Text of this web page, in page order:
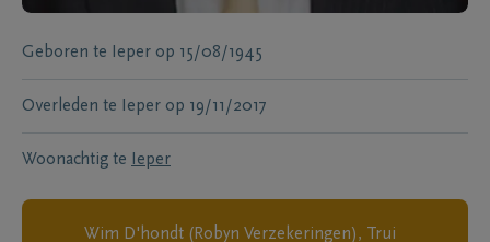
Geboren te Ieper op 15/08/1945
Overleden te Ieper op 19/11/2017
Woonachtig te Ieper
Wim D'hondt (Robyn Verzekeringen), Trui